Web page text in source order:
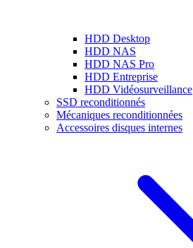
HDD Desktop
HDD NAS
HDD NAS Pro
HDD Entreprise
HDD Vidéosurveillance
SSD reconditionnés
Mécaniques reconditionnées
Accessoires disques internes